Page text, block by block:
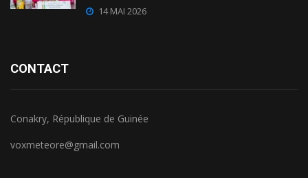
14 MAI 2026
CONTACT
Conakry, République de Guinée
voxmeteore@gmail.com